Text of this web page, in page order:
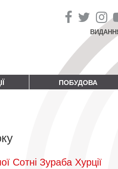
ПОБУДОВА
Сотні Зураба Хурції